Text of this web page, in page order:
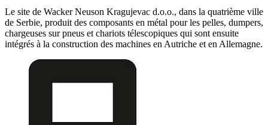
Le site de Wacker Neuson Kragujevac d.o.o., dans la quatrième ville
de Serbie, produit des composants en métal pour les pelles, dumpers,
chargeuses sur pneus et chariots télescopiques qui sont ensuite
intégrés à la construction des machines en Autriche et en Allemagne.